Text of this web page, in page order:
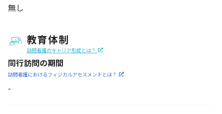
無し
教育体制
訪問看護のキャリア形成とは？
同行訪問の期間
訪問看護におけるフィジカルアセスメントとは？
-